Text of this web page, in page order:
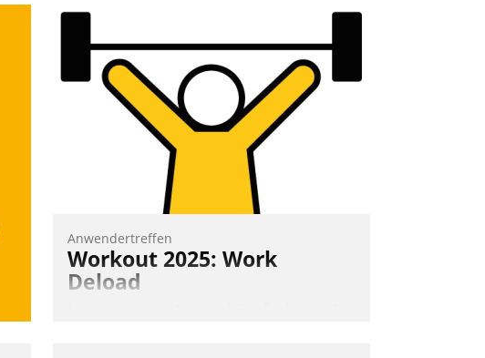
Anwendertreffen
Workout 2025: Work
Deload